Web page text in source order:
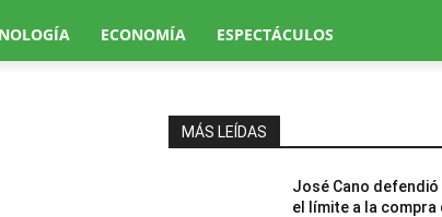
ECONOMÍA ESPECTÁCULOS
MÁS LEÍDAS
José Cano defendió
el límite a la compra